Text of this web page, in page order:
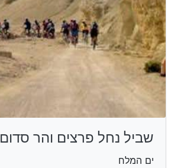
שביל נחל פרצים והר סדום
ים המלח